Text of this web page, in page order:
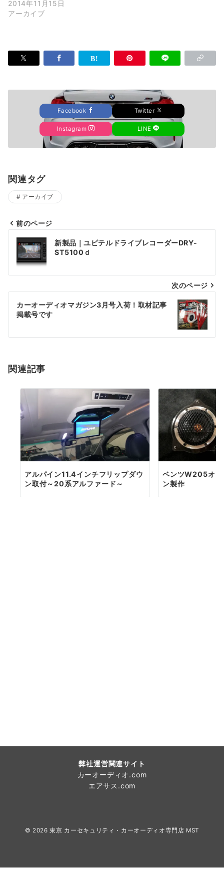
2014年11月15日
アーカイブ
Facebook Twitter
Instagram LINE
関連タグ
アーカイブ
投
稿
ビ
ゲ
ー
シ
ン
前のページ
新製品｜ユピテルドライブレコーダーDRY-
ST5100ｄ
次のページ
カーオーディオマガジン3月号入荷！取材記事
掲載号です
関連記事
アルパイン11.4インチフリップダウ
ン取付～20系アルファード～
ベンツW205オリ
ン製作
弊社運営関連サイト
カーオーディオ.com
エアサス.com
© 2026東京 カーセキュリティ・カーオーディオ専門店 MST